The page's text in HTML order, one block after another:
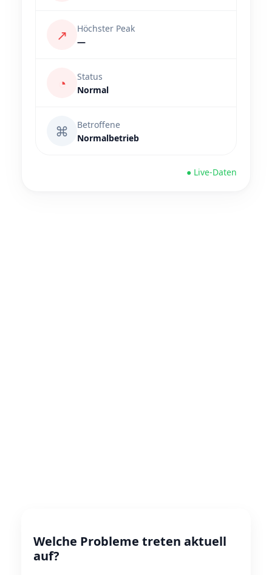
↗
Höchster Peak
—
◔
Status
Normal
⌘
Betroffene
Normalbetrieb
● Live-Daten
Welche Probleme treten aktuell
auf?